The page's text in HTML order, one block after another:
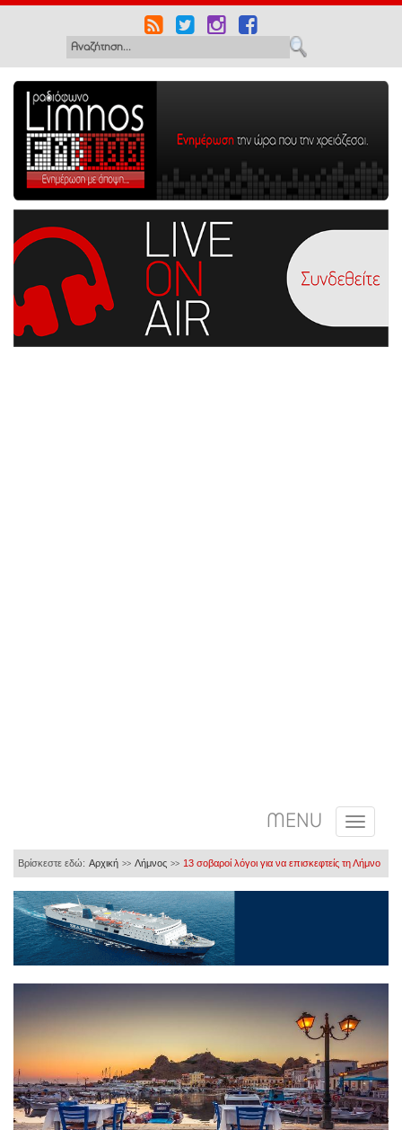
MENU
Βρίσκεστε εδώ: Αρχική >> Λήμνος >> 13 σοβαροί λόγοι για να επισκεφτείς τη Λήμνο